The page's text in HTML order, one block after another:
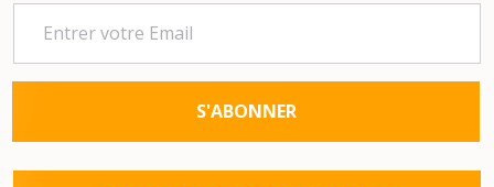
S'ABONNER